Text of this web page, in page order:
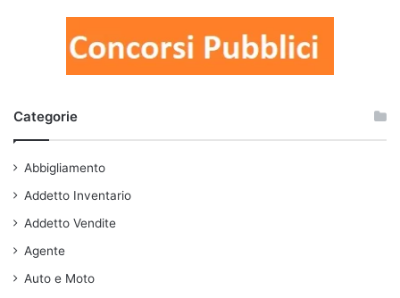
Categorie
Abbigliamento
Addetto Inventario
Addetto Vendite
Agente
Auto e Moto